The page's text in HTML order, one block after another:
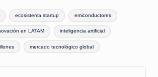
ecosistema startup emiconductores
en LATAM inteligencia artificial
mercado tecnológico global